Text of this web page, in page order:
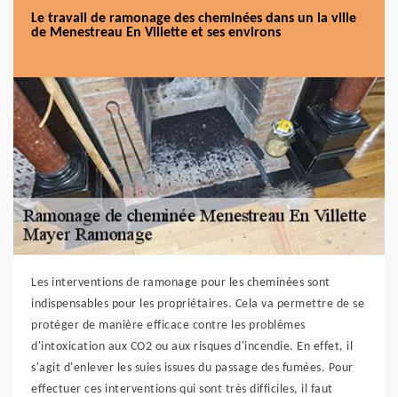
Le travail de ramonage des cheminées dans un la ville
de Menestreau En Villette et ses environs
Les interventions de ramonage pour les cheminées sont
indispensables pour les propriétaires. Cela va permettre de se
protéger de manière efficace contre les problèmes
d'intoxication aux CO2 ou aux risques d'incendie. En effet, il
s'agit d'enlever les suies issues du passage des fumées. Pour
effectuer ces interventions qui sont très difficiles, il faut